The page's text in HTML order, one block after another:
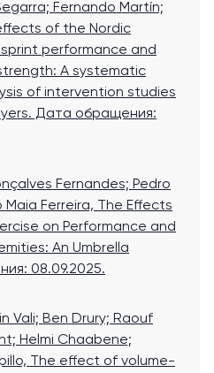
Fernando Martín;
of the Nordic
performance and
A systematic
of intervention studies
. Дата обращения:
Fernandes; Pedro
Maia Ferreira, The Effects
on Performance and
An Umbrella
08.09.2025.
Vali; Ben Drury; Raouf
Helmi Chaabene;
The effect of volume-